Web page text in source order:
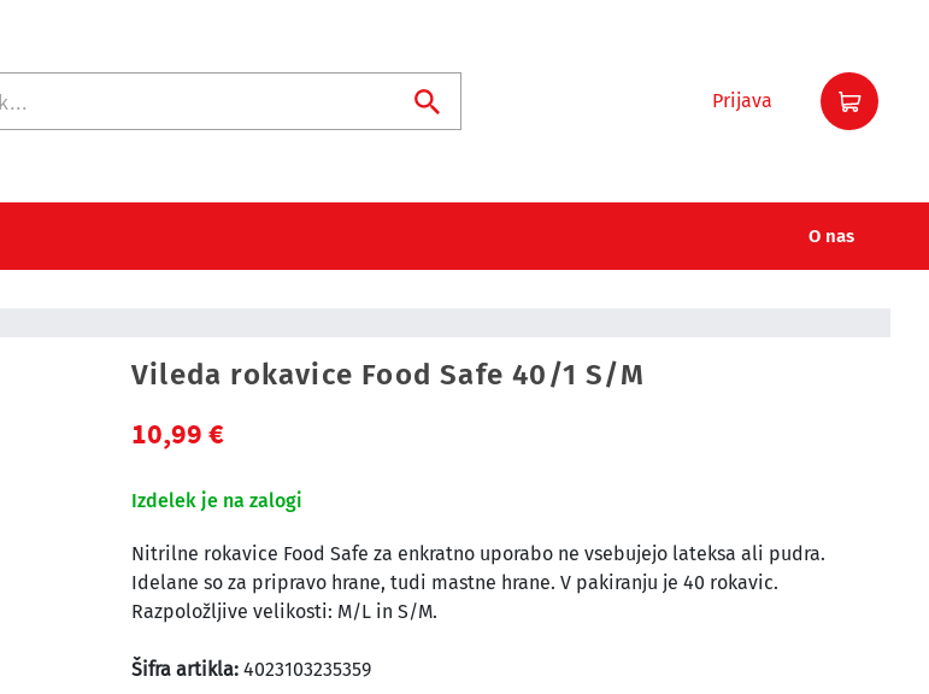
Iskanje
Prijava
O nas
Vileda rokavice Food Safe 40/1 S/M
10,99 €
Izdelek je na zalogi
Nitrilne rokavice Food Safe za enkratno uporabo ne vsebujejo lateksa ali pudra.
Idelane so za pripravo hrane, tudi mastne hrane. V pakiranju je 40 rokavic.
Razpoložljive velikosti: M/L in S/M.
Šifra artikla: 4023103235359